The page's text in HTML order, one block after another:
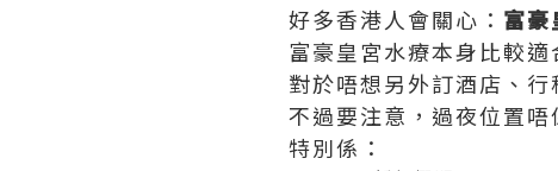
好多香港人會關心： 富豪
富豪皇宮水療本身比較
對於唔想另外訂酒店、
不過要注意，過夜位置唔
特別係：